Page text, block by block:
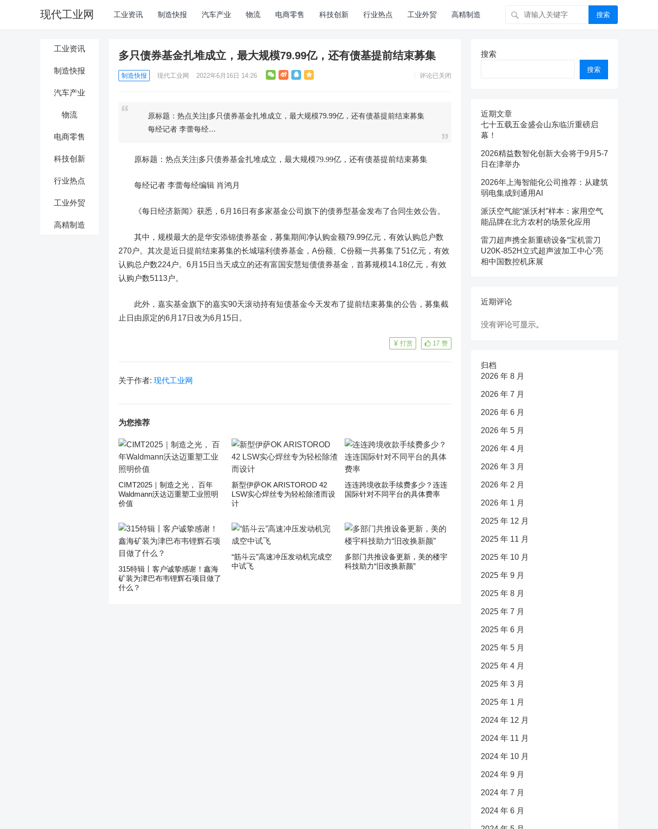
现代工业网 工业资讯 制造快报 汽车产业 物流 电商零售 科技创新 行业热点 工业外贸 高精制造 搜索
工业资讯
制造快报
汽车产业
物流
电商零售
科技创新
行业热点
工业外贸
高精制造
多只债券基金扎堆成立，最大规模79.99亿，还有债基提前结束募集
制造快报 现代工业网 2022年6月16日 14:26 评论已关闭
原标题：热点关注|多只债券基金扎堆成立，最大规模79.99亿，还有债基提前结束募集
每经记者 李蕾每经…
原标题：热点关注|多只债券基金扎堆成立，最大规模79.99亿，还有债基提前结束募集
每经记者 李蕾每经编辑 肖鸿月
《每日经济新闻》获悉，6月16日有多家基金公司旗下的债券型基金发布了合同生效公告。
其中，规模最大的是华安添锦债券基金，募集期间净认购金额79.99亿元，有效认购总户数
270户。其次是近日提前结束募集的长城瑞利债券基金，A份额、C份额一共募集了51亿元，有效
认购总户数224户。6月15日当天成立的还有富国安慧短债债券基金，首募规模14.18亿元，有效
认购户数5113户。
此外，嘉实基金旗下的嘉实90天滚动持有短债基金今天发布了提前结束募集的公告，募集截
止日由原定的6月17日改为6月15日。
17 赞
打赏
关于作者: 现代工业网
为您推荐
CIMT2025｜制造之光， 百年
Waldmann沃达迈重塑工业照明
价值
新型伊萨OK ARISTOROD 42
LSW实心焊丝专为轻松除渣而设
计
连连跨境收款手续费多少？连连
国际针对不同平台的具体费率
315特辑丨客户诚挚感谢！鑫海
矿装为津巴布韦锂辉石项目做了
什么？
“筋斗云”高速冲压发动机完成空
中试飞
多部门共推设备更新，美的楼宇
科技助力“旧改换新颜”
搜索
搜索
近期文章
七十五载五金盛会山东临沂重磅启
幕！
2026精益数智化创新大会将于9月5-7
日在津举办
2026年上海智能化公司推荐：从建筑
弱电集成到通用AI
派沃空气能“派沃村”样本：家用空气
能品牌在北方农村的场景化应用
雷刀超声携全新重磅设备“宝机雷刀
U20K-852H立式超声波加工中心”亮
相中国数控机床展
近期评论
没有评论可显示。
归档
2026 年 8 月
2026 年 7 月
2026 年 6 月
2026 年 5 月
2026 年 4 月
2026 年 3 月
2026 年 2 月
2026 年 1 月
2025 年 12 月
2025 年 11 月
2025 年 10 月
2025 年 9 月
2025 年 8 月
2025 年 7 月
2025 年 6 月
2025 年 5 月
2025 年 4 月
2025 年 3 月
2025 年 1 月
2024 年 12 月
2024 年 11 月
2024 年 10 月
2024 年 9 月
2024 年 7 月
2024 年 6 月